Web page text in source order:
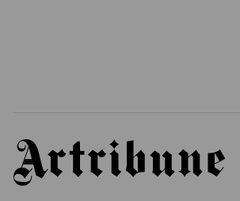
Artribune